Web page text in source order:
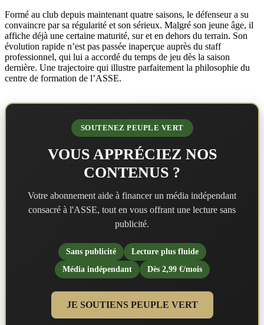
Formé au club depuis maintenant quatre saisons, le défenseur a su
convaincre par sa régularité et son sérieux. Malgré son jeune âge, il
affiche déjà une certaine maturité, sur et en dehors du terrain. Son
évolution rapide n’est pas passée inaperçue auprès du staff
professionnel, qui lui a accordé du temps de jeu dès la saison
dernière. Une trajectoire qui illustre parfaitement la philosophie du
centre de formation de l’ASSE.
SOUTENEZ PEUPLE VERT
VOUS APPRÉCIEZ NOS
CONTENUS ?
Votre abonnement aide à financer un média indépendant
consacré à l'ASSE, tout en vous offrant une lecture sans
publicité.
Sans publicité
Lecture plus fluide
Média indépendant
Dès 2,99 €/mois
JE SOUTIENS PEUPLE VERT